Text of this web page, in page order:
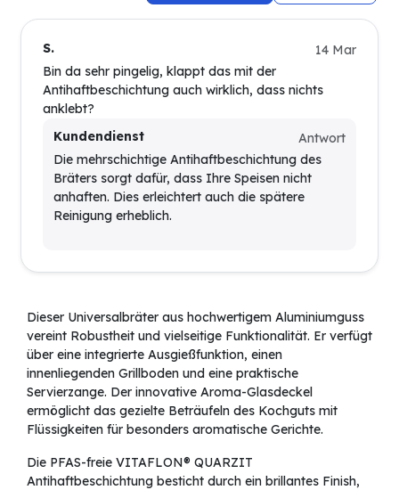
S.
14 Mar
Bin da sehr pingelig, klappt das mit der
Antihaftbeschichtung auch wirklich, dass nichts
anklebt?
Kundendienst
Antwort
Die mehrschichtige Antihaftbeschichtung des
Bräters sorgt dafür, dass Ihre Speisen nicht
anhaften. Dies erleichtert auch die spätere
Reinigung erheblich.
Dieser Universalbräter aus hochwertigem Aluminiumguss
vereint Robustheit und vielseitige Funktionalität. Er verfügt
über eine integrierte Ausgießfunktion, einen
innenliegenden Grillboden und eine praktische
Servierzange. Der innovative Aroma-Glasdeckel
ermöglicht das gezielte Beträufeln des Kochguts mit
Flüssigkeiten für besonders aromatische Gerichte.
Die PFAS-freie VITAFLON® QUARZIT
Antihaftbeschichtung besticht durch ein brillantes Finish,